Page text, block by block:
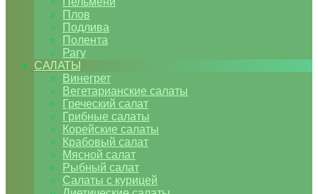
Плов
Подлива
Полента
Рагу
САЛАТЫ
Винегрет
Вегетарианские салаты
Греческий салат
Грибные салаты
Корейские салаты
Крабовый салат
Мясной салат
Рыбный салат
Салаты с курицей